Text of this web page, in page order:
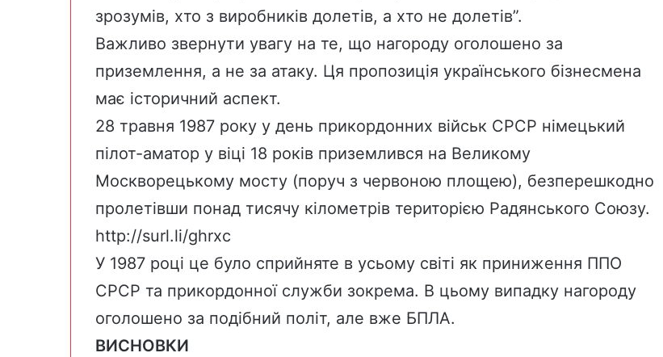
зрозумів, хто з виробників долетів, а хто не долетів”.
Важливо звернути увагу на те, що нагороду оголошено за
приземлення, а не за атаку. Ця пропозиція українського бізнесмена
має історичний аспект.
28 травня 1987 року у день прикордонних військ СРСР німецький
пілот-аматор у віці 18 років приземлився на Великому
Москворецькому мосту (поруч з червоною площею), безперешкодно
пролетівши понад тисячу кілометрів територією Радянського Союзу.
http://surl.li/ghrxc
У 1987 році це було сприйняте в усьому світі як приниження ППО
СРСР та прикордонної служби зокрема. В цьому випадку нагороду
оголошено за подібний політ, але вже БПЛА.
ВИСНОВКИ